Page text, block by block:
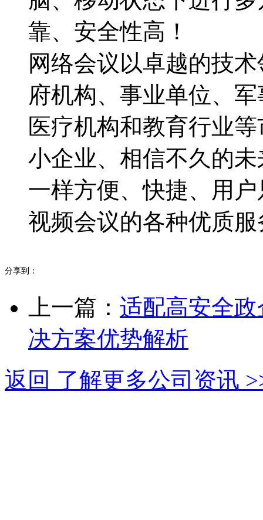
靠、安全性高！
网络会议以卓越的技
府机构、事业单位、
医疗机构和教育行业
小企业、相信不久的
一样方便、快捷、用
视频会议的各种优质服
分享到：
上一篇： 适配高安全
决方案优势解析
返回 了解更多公司资讯